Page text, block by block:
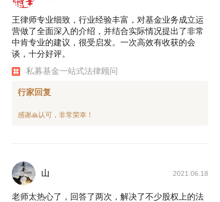
王律师专业细致，行业经验丰富，对基金业务成立运
营做了全面深入的介绍，并结合实际情况提出了非常
中肯专业的建议，很受启发。一次高效有收获的会
谈，十分好评。
私募基金一站式法律顾问
行家回复
山 2021.06.18
老师太热心了，回答了两次，解决了不少股权上的法